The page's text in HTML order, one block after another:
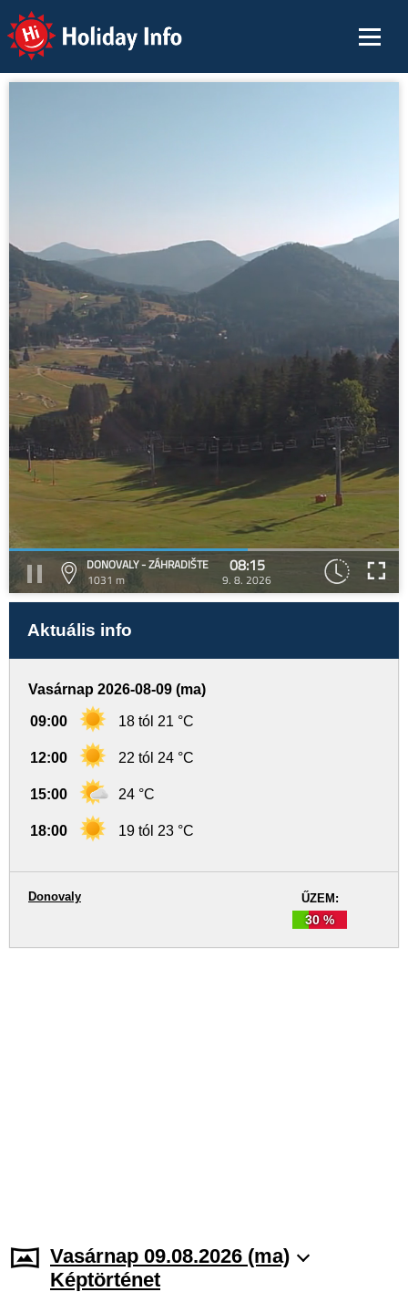
Holiday Info
DONOVALY - ZÁHRADIŠTE
1031 m
08:15
9. 8. 2026
Aktuális info
Vasárnap 2026-08-09 (ma)
09:00 18 tól 21 °C
12:00 22 tól 24 °C
15:00 24 °C
18:00 19 tól 23 °C
ŰZEM:
30 %
Donovaly
Vasárnap 09.08.2026 (ma)
Képtörténet